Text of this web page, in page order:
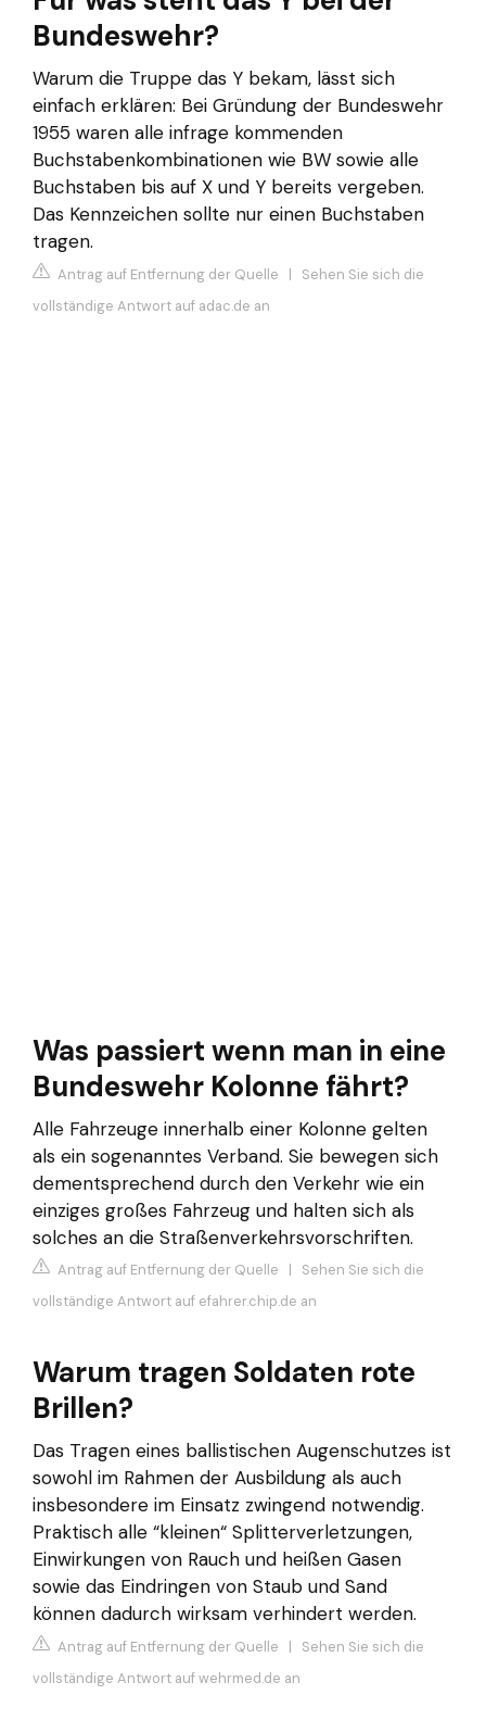
Bundeswehr?
Warum die Truppe das Y bekam, lässt sich
einfach erklären: Bei Gründung der Bundeswehr
1955 waren alle infrage kommenden
Buchstabenkombinationen wie BW sowie alle
Buchstaben bis auf X und Y bereits vergeben.
Das Kennzeichen sollte nur einen Buchstaben
tragen.
Antrag auf Entfernung der Quelle | Sehen Sie sich die
vollständige Antwort auf adac.de an
Was passiert wenn man in eine
Bundeswehr Kolonne fährt?
Alle Fahrzeuge innerhalb einer Kolonne gelten
als ein sogenanntes Verband. Sie bewegen sich
dementsprechend durch den Verkehr wie ein
einziges großes Fahrzeug und halten sich als
solches an die Straßenverkehrsvorschriften.
Antrag auf Entfernung der Quelle | Sehen Sie sich die
vollständige Antwort auf efahrer.chip.de an
Warum tragen Soldaten rote
Brillen?
Das Tragen eines ballistischen Augenschutzes ist
sowohl im Rahmen der Ausbildung als auch
insbesondere im Einsatz zwingend notwendig.
Praktisch alle “kleinen“ Splitterverletzungen,
Einwirkungen von Rauch und heißen Gasen
sowie das Eindringen von Staub und Sand
können dadurch wirksam verhindert werden.
Antrag auf Entfernung der Quelle | Sehen Sie sich die
vollständige Antwort auf wehrmed.de an